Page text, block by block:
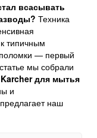
всасывать
Техника
типичным
— первый
мы собрали
для мытья
и
наш